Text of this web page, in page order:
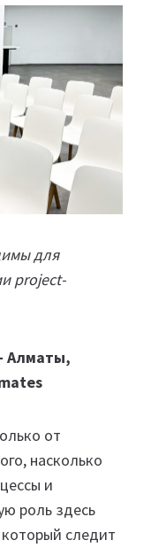
для
project-
Алматы,
от
насколько
и
роль здесь
следит